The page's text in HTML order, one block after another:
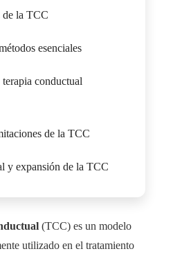
de la TCC
esenciales
terapia conductual
de la TCC
y expansión de la TCC
(TCC) es un modelo
utilizado en el tratamiento